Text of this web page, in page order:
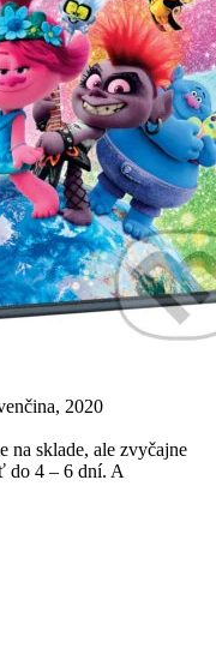
2020
na sklade, ale zvyčajne
do 4 – 6 dní. A